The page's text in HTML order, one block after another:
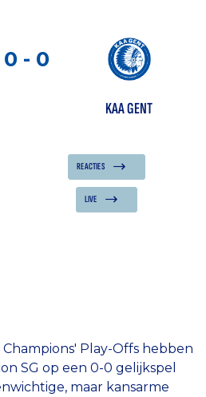
0 - 0
KAA GENT
REACTIES
LIVE
Play-Offs hebben
SG op een 0-0 gelijkspel
maar kansarme